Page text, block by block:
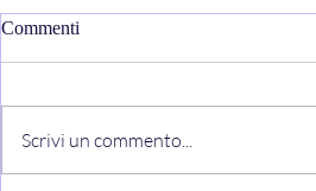
Commenti
Scrivi un commento...